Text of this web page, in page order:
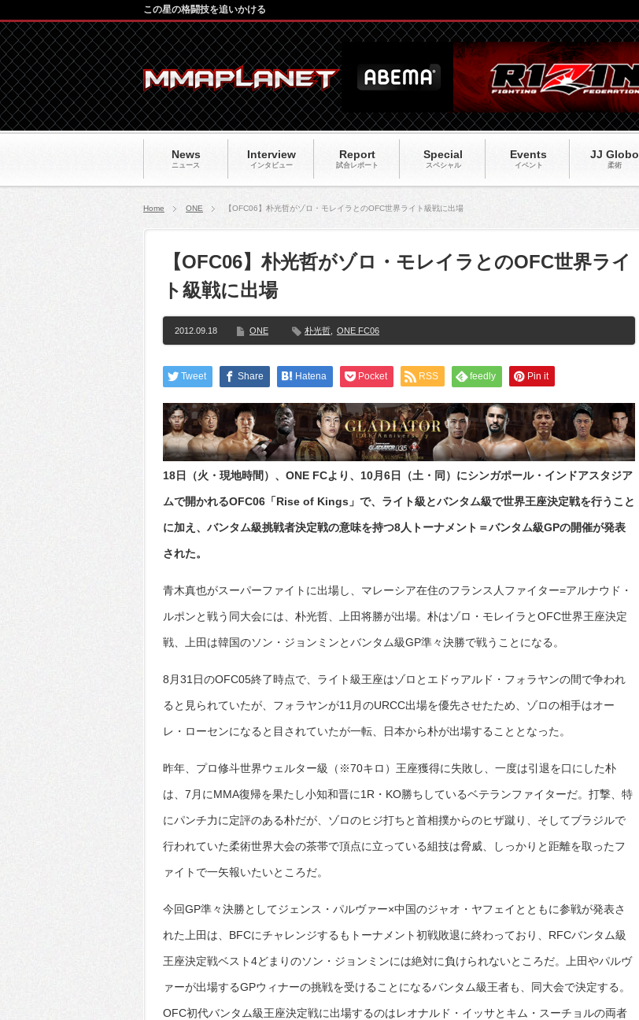
News
ニュース
Interview
インタビュー
Report
試合レポート
Special
スペシャル
Events
イベント
JJ Globo
柔術
この星の格闘技を追いかける
Home ONE 【OFC06】朴光哲がゾロ・モレイラとのOFC世界ライト級戦に出場
【OFC06】朴光哲がゾロ・モレイラとのOFC世界ライ
ト級戦に出場
2012.09.18 ONE 朴光哲 ONE FC06
Tweet Share Hatena Pocket RSS feedly Pin it
18日（火・現地時間）、ONE FCより、10月6日（土・同）にシンガポール・インドアスタジア
ムで開かれるOFC06「Rise of Kings」で、ライト級とバンタム級で世界王座決定戦を行うこと
に加え、バンタム級挑戦者決定戦の意味を持つ8人トーナメント＝バンタム級GPの開催が発表
された。
青木真也がスーパーファイトに出場し、マレーシア在住のフランス人ファイター=アルナウド・
ルポンと戦う同大会には、朴光哲、上田将勝が出場。朴はゾロ・モレイラとOFC世界王座決定
戦、上田は韓国のソン・ジョンミンとバンタム級GP準々決勝で戦うことになる。
8月31日のOFC05終了時点で、ライト級王座はゾロとエドゥアルド・フォラヤンの間で争われ
ると見られていたが、フォラヤンが11月のURCC出場を優先させたため、ゾロの相手はオー
レ・ローセンになると目されていたが一転、日本から朴が出場することとなった。
昨年、プロ修斗世界ウェルター級（※70キロ）王座獲得に失敗し、一度は引退を口にした朴
は、7月にMMA復帰を果たし小知和晋に1R・KO勝ちしているベテランファイターだ。打撃、特
にパンチ力に定評のある朴だが、ゾロのヒジ打ちと首相撲からのヒザ蹴り、そしてブラジルで
行われていた柔術世界大会の茶帯で頂点に立っている組技は脅威、しっかりと距離を取ったフ
ァイトで一矢報いたいところだ。
今回GP準々決勝としてジェンス・パルヴァー×中国のジャオ・ヤフェイとともに参戦が発表さ
れた上田は、BFCにチャレンジするもトーナメント初戦敗退に終わっており、RFCバンタム級
王座決定戦ベスト4どまりのソン・ジョンミンには絶対に負けられないところだ。上田やパルヴ
ァーが出場するGPウィナーの挑戦を受けることになるバンタム級王者も、同大会で決定する。
OFC初代バンタム級王座決定戦に出場するのはレオナルド・イッサとキム・スーチョルの両者